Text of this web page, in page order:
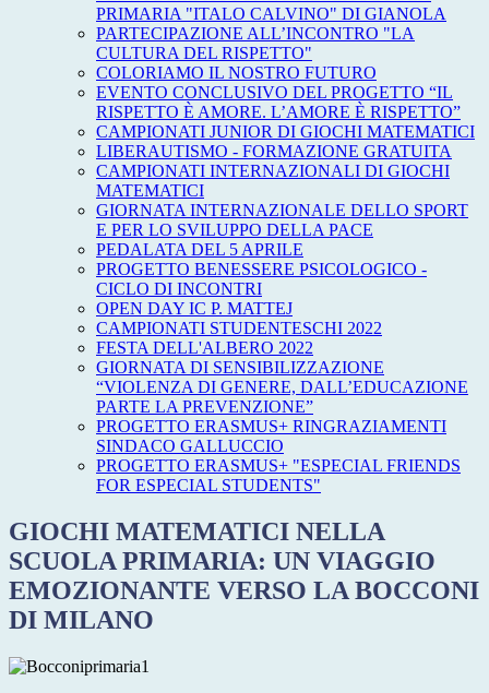
PRIMARIA "ITALO CALVINO" DI GIANOLA
PARTECIPAZIONE ALL’INCONTRO "LA
CULTURA DEL RISPETTO"
COLORIAMO IL NOSTRO FUTURO
EVENTO CONCLUSIVO DEL PROGETTO “IL
RISPETTO È AMORE. L’AMORE È RISPETTO”
CAMPIONATI JUNIOR DI GIOCHI MATEMATICI
LIBERAUTISMO - FORMAZIONE GRATUITA
CAMPIONATI INTERNAZIONALI DI GIOCHI
MATEMATICI
GIORNATA INTERNAZIONALE DELLO SPORT
E PER LO SVILUPPO DELLA PACE
PEDALATA DEL 5 APRILE
PROGETTO BENESSERE PSICOLOGICO -
CICLO DI INCONTRI
OPEN DAY IC P. MATTEJ
CAMPIONATI STUDENTESCHI 2022
FESTA DELL'ALBERO 2022
GIORNATA DI SENSIBILIZZAZIONE
“VIOLENZA DI GENERE, DALL’EDUCAZIONE
PARTE LA PREVENZIONE”
PROGETTO ERASMUS+ RINGRAZIAMENTI
SINDACO GALLUCCIO
PROGETTO ERASMUS+ "ESPECIAL FRIENDS
FOR ESPECIAL STUDENTS"
GIOCHI MATEMATICI NELLA
SCUOLA PRIMARIA: UN VIAGGIO
EMOZIONANTE VERSO LA BOCCONI
DI MILANO